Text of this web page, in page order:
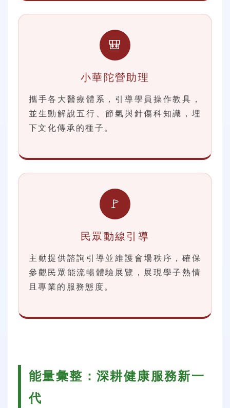
🎒
小華陀營助理
攜手各大醫療體系，引導學員操作教具，
並生動解說五行、節氣與針傷科知識，埋
下文化傳承的種子。
🚩
民眾動線引導
主動提供諮詢引導並維護會場秩序，確保
參觀民眾能流暢體驗展覽，展現學子熱情
且專業的服務態度。
能量彙整：深耕健康服務新一
代